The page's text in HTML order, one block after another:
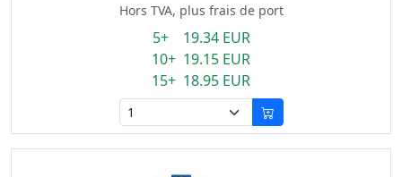
Hors TVA, plus frais de port
5+ 19.34 EUR
10+ 19.15 EUR
15+ 18.95 EUR